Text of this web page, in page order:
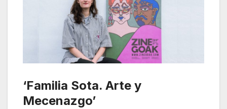
‘Familia Sota. Arte y
Mecenazgo’